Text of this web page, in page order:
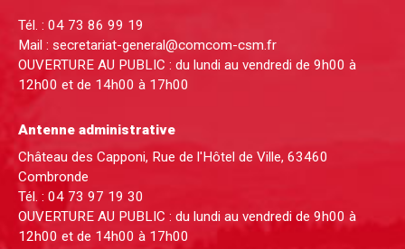
Tél. : 04 73 86 99 19
Mail : secretariat-general@comcom-csm.fr
OUVERTURE AU PUBLIC : du lundi au vendredi de 9h00 à
12h00 et de 14h00 à 17h00
Antenne administrative
Château des Capponi, Rue de l'Hôtel de Ville, 63460
Combronde
Tél. : 04 73 97 19 30
OUVERTURE AU PUBLIC : du lundi au vendredi de 9h00 à
12h00 et de 14h00 à 17h00